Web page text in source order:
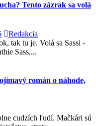
Tento zázrak sa volá
Redakcia
tak tu je. Volá sa Sassi -
Sass,...
román o náhode,
cudzích ľudí. Mačkári sú